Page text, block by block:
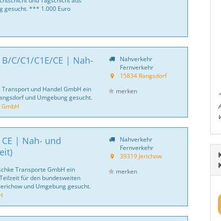
gesucht. *** 1.000 Euro
C/C1/C1E/CE | Nah-
und Handel GmbH ein
und Umgebung gesucht.
Nahverkehr
Fernverkehr
15834 Rangsdorf
merken
| Nah- und
Transporte GmbH ein
für den bundesweiten
und Umgebung gesucht.
Nahverkehr
Fernverkehr
39319 Jerichow
merken